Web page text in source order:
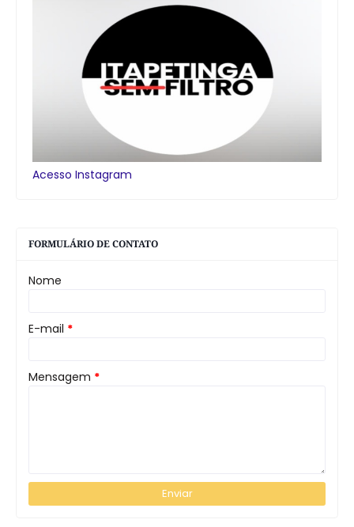
Acesso Instagram
FORMULÁRIO DE CONTATO
Nome
E-mail *
Mensagem *